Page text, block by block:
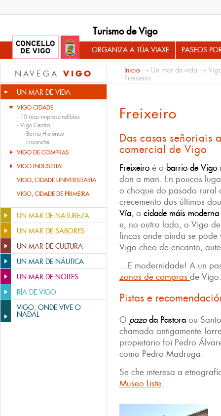
Turismo de Vigo
ORGANIZA A TÚA VIAXE PASEOS
NAVEGA VIGO
UN MAR DE VIDA
VIGO CIDADE
- 10 rúas imprescindibles
- Vigo Centro
· Barrio Histórico
· Ensanche
VIGO DE COMPRAS
VIGO INDUSTRIAL
VIGO, CIDADE UNIVERSITARIA
VIGO, CIDADE DE PRIMEIRA
UN MAR DE NATUREZA
UN MAR DE SABORES
UN MAR DE CULTURA
UN MAR DE NÁUTICA
UN MAR DE NOITES
RÍA DE VIGO
VIGO, ONDE VIVE O
NADAL
Inicio → Un mar de vida →
Freixeiro
Freixeiro
Das casas señoriais
comercial de Vigo
Freixeiro é o barrio de Vigo
dan a man. En poucos
o choque do pasado rural
crecemento dos últimos
Vía, a cidade máis moderna
e, no outro lado, o Vigo
fincas onde aínda se
Vigo cheo de encanto,
…E modernidade! A un
zonas de compras de
Pistas e
O pazoda Pastora ou
chamado antigamente
propietario foi Pedro
como Pedro Madruga.
Se che interesa a
Museo Liste.